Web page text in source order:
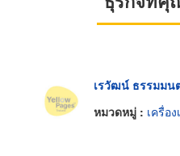
เรวัฒน์ ธรรมมน
หมวดหมู่ : เครื่อ